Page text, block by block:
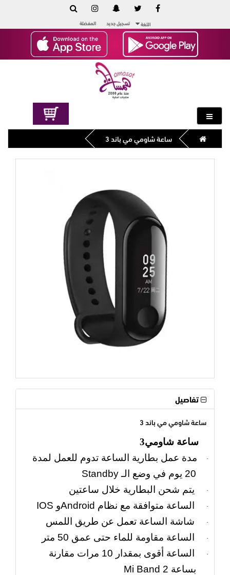
اللغة تسجيل جديد المفضلة
ساعة شاومي مي باند 3
تفاصيل
ساعة شاومي مي باند 3
ساعة شاومي3
·
مدة عمل بطارية الساعة تدوم للعمل لمدة
20 يوم في وضع الـ
Standby
· يتم شحن البطارية خلال ساعتين
· الساعة متوافقة مع نظام وAndroid
· شاشة الساعة تعمل عن طريق اللمس
· الساعة مقاومة للماء حتى عمق 50 متر
·
الساعة أقوى بمقدار 10 مرات مقارنة
بساعة